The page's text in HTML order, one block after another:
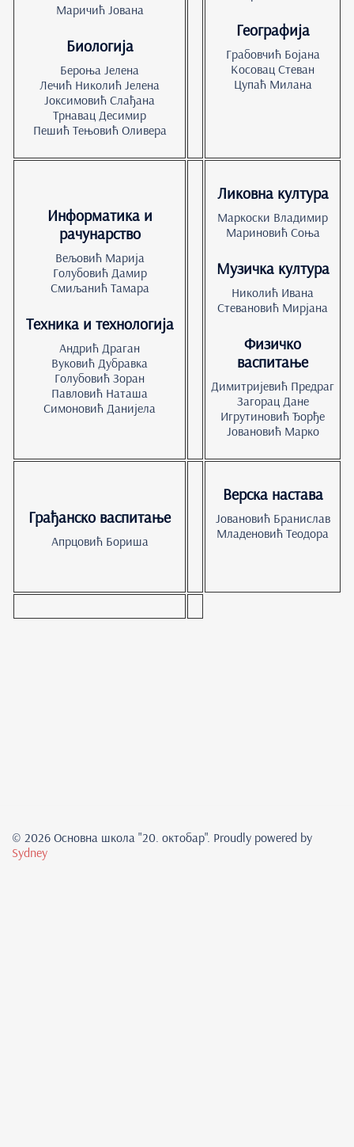
Маричић Јована
Биологија
Бероња Јелена
Лечић Николић Јелена
Јоксимовић Слађана
Трнавац Десимир
Пешић Тењовић Оливера
Географија
Грабовчић Бојана
Косовац Стеван
Цупаћ Милана
Информатика и
рачунарство
Вељовић Марија
Голубовић Дамир
Смиљанић Тамара
Техника и технологија
Андрић Драган
Вуковић Дубравка
Голубовић Зоран
Павловић Наташа
Симоновић Данијела
Ликовна култура
Маркоски Владимир
Мариновић Соња
Музичка култура
Николић Ивана
Стевановић Мирјана
Физичко
васпитање
Димитријевић Предраг
Загорац Дане
Игрутиновић Ђорђе
Јовановић Марко
Грађанско васпитање
Апрцовић Бориша
Верска настава
Јовановић Бранислав
Младеновић Теодора
© 2026 Основна школа "20. oктобар". Proudly powered by
Sydney